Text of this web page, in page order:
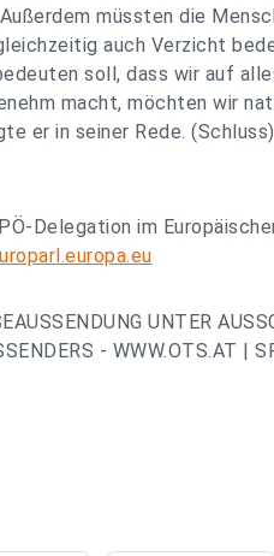
müssten die
auch Verzicht
soll, dass wir auf
macht, möchten wir
er in seiner Rede.
Delegation im
UNTER
- WWW.OTS.AT |